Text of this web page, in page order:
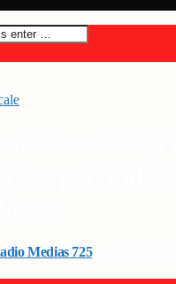
Medias 725on 28 iulie 2025